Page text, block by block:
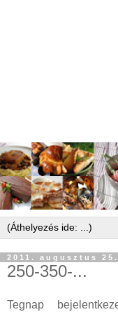
2011. augusztus
250-350-...
Tegnap